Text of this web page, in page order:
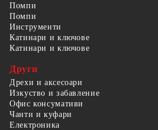
Помпи
Помпи
Инструменти
Катинари и ключове
Катинари и ключове
Други
Дрехи и аксесоари
Изкуство и забавление
Офис консумативи
Чанти и куфари
Електроника